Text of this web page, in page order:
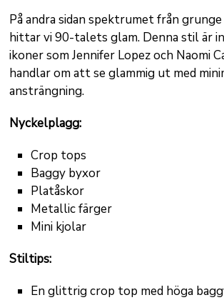
På andra sidan spektrumet från
hittar vi 90-talets glam. Denna stil är
ikoner som Jennifer Lopez och Naomi
handlar om att se glammig ut med
ansträngning.
Nyckelplagg:
Crop tops
Baggy byxor
Platåskor
Metallic färger
Mini kjolar
Stiltips:
En glittrig crop top med höga